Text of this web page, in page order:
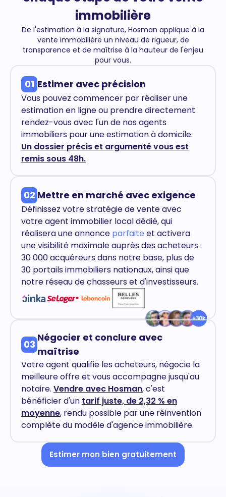
immobilière
De l'estimation à la signature, Hosman applique à la
vente immobilière un niveau de rigueur, de
transparence et de maîtrise à la hauteur de l'enjeu
pour vous.
01 Estimer avec précision
Vous pouvez commencer par réaliser une
estimation en ligne ou prendre directement
rendez-vous avec l'un de nos agents
immobiliers pour une estimation à domicile.
Un dossier précis et argumenté vous est
remis sous 48h.
02 Mettre en marché avec exigence
Définissez votre stratégie de vente avec
votre agent immobilier local dédié, qui
réalisera une annonce parfaite et activera
une visibilité maximale auprès des acheteurs :
30 000 acquéreurs dans notre base, plus de
30 portails immobiliers nationaux, ainsi que
notre réseau de chasseurs et d'investisseurs.
03
Négocier et conclure avec
maîtrise
Votre agent qualifie les acheteurs, négocie la
meilleure offre et vous accompagne jusqu'au
notaire. Vendre avec Hosman, c'est
bénéficier d'un tarif juste, de 2,32 % en
moyenne, rendu possible par une réinvention
complète du modèle d'agence immobilière.
Estimer mon bien gratuitement